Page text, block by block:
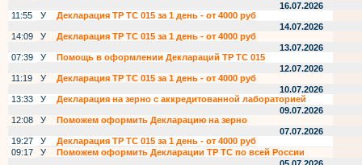
16.07.2026
11:55
У
Декларация ТР ТС 015 за 1 день - от 4000 руб
14.07.2026
14:09
У
Декларация ТР ТС 015 за 1 день - от 4000 руб
13.07.2026
07:39
У
Помощь в оформлении Деклараций ТР ТС 015
12.07.2026
11:19
У
Декларация ТР ТС 015 за 1 день - от 4000 руб
10.07.2026
13:33
У
Декларация на зерно с аккредитованной лабораторией
09.07.2026
12:08
У
Поможем оформить Декларацию на зерно
07.07.2026
19:27
У
Декларация ТР ТС 015 за 1 день - от 4000 руб
09:17
У
Поможем оформить Декларации ТР ТС по всей России